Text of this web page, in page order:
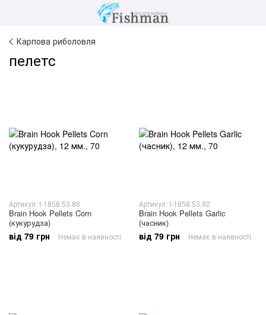
Карпова риболовля
пелетс
Артикул: I-1858.53.86
Brain Hook Pellets Corn
(кукурудза)
від 79 грн Немає в наявності
Артикул: I-1858.53.92
Brain Hook Pellets Garlic
(часник)
від 79 грн Немає в наявності